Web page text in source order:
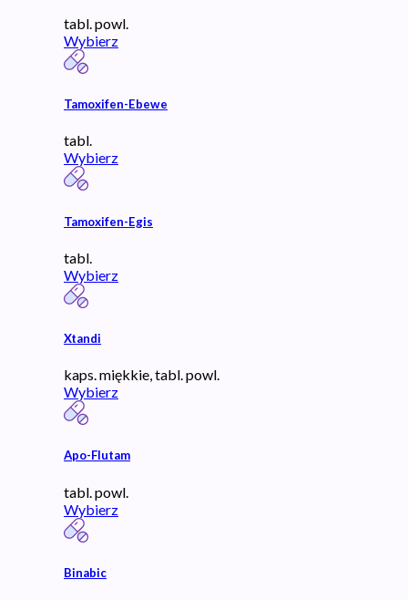
tabl. powl.
Wybierz
Tamoxifen-Ebewe
tabl.
Wybierz
Tamoxifen-Egis
tabl.
Wybierz
Xtandi
kaps. miękkie, tabl. powl.
Wybierz
Apo-Flutam
tabl. powl.
Wybierz
Binabic